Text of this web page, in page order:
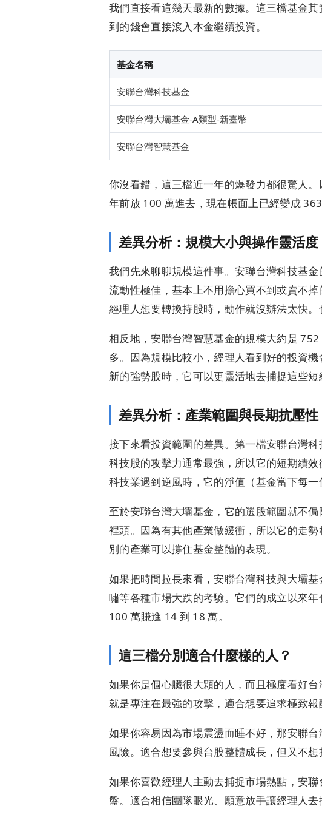
我們直接看這幾天最新的數據。這三檔基金
到的錢會直接滾入本金繼續投資。
基金名稱
安聯台灣科技基金
安聯台灣大壩基金-A類型-新臺幣
安聯台灣智慧基金
你沒看錯，這三檔近一年的爆發力都很驚人
年前放 100 萬進去，現在帳面上已經變成 363
差異分析：規模大小與操作靈活度
我們先來聊聊規模這件事。安聯台灣科技基
流動性極佳，基本上不用擔心買不到或賣不
經理人想要轉換持股時，動作就沒辦法太快
相反地，安聯台灣智慧基金的規模大約是
多。因為規模比較小，經理人看到好的投資
新的強勢股時，它可以更靈活地去捕捉這些短
差異分析：產業範圍與長期抗壓性
接下來看投資範圍的差異。第一檔安聯台灣
科技股的攻擊力通常最強，所以它的短期績
科技業遇到逆風時，它的淨值（基金當下每一
至於安聯台灣大壩基金，它的選股範圍就不
裡頭。因為有其他產業做緩衝，所以它的走
別的產業可以撐住基金整體的表現。
如果把時間拉長來看，安聯台灣科技與大壩
嘯等各種市場大跌的考驗。它們的成立以來
100 萬賺進 14 到 18 萬。
這三檔分別適合什麼樣的人？
如果你是個心臟很大顆的人，而且極度看好
就是專注在最強的攻擊，適合想要追求極致報
如果你容易因為市場震盪而睡不好，那安聯
風險。適合想要參與台股整體成長，但又不想
如果你喜歡經理人主動去捕捉市場熱點，安
盤。適合相信團隊眼光、願意放手讓經理人去